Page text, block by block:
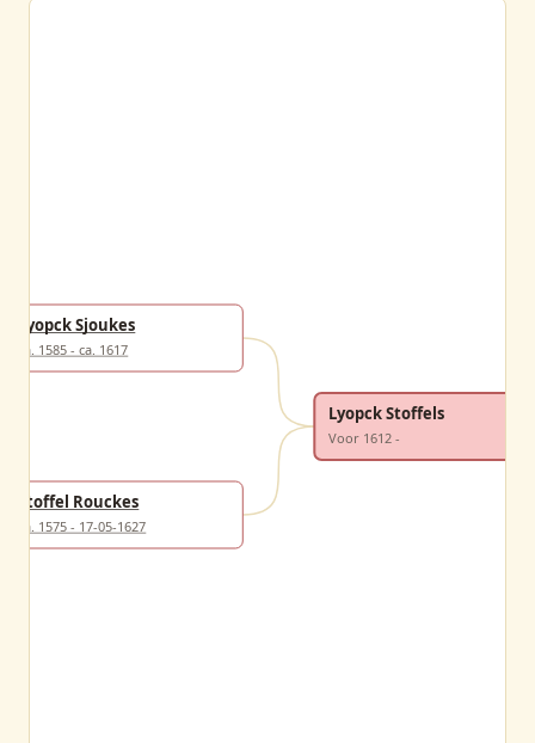
Lyopck Sjoukes
ca. 1585 - ca. 1617
Stoffel Rouckes
ca. 1575 - 17-05-1627
Lyopck Stoffels
Voor 1612 -